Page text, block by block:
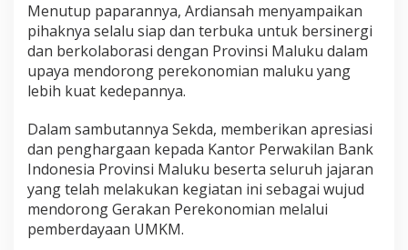
Menutup paparannya, Ardiansah menyampaikan
pihaknya selalu siap dan terbuka untuk bersinergi
dan berkolaborasi dengan Provinsi Maluku dalam
upaya mendorong perekonomian maluku yang
lebih kuat kedepannya.
Dalam sambutannya Sekda, memberikan apresiasi
dan penghargaan kepada Kantor Perwakilan Bank
Indonesia Provinsi Maluku beserta seluruh jajaran
yang telah melakukan kegiatan ini sebagai wujud
mendorong Gerakan Perekonomian melalui
pemberdayaan UMKM.